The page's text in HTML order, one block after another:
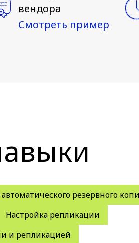
вендора
Смотреть пример
резервного
Настройка репликации
и репликацией